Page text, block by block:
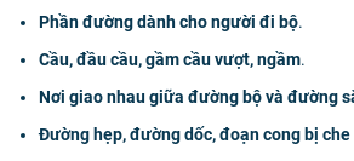
Phần đường dành cho người đi bộ.
Cầu, đầu cầu, gầm cầu vượt, ngầm.
Nơi giao nhau giữa đường bộ và đường
Đường hẹp, đường dốc, đoạn cong bị